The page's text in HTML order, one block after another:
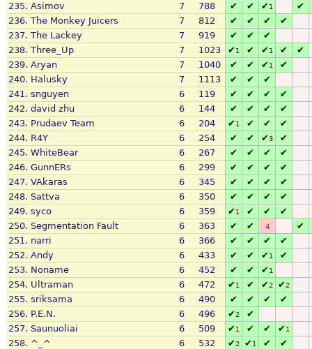
235. Asimov 7 788 ✔ ✔ ✔1
✔
236. The Monkey Juicers 7 812 ✔ ✔ ✔
✔
237. The Lackey 7 919 ✔ ✔
✔
238. Three_Up 7 1023 ✔1 ✔ ✔1 ✔
✔
239. Aryan 7 1040 ✔ ✔ ✔1
✔
240. Halusky 7 1113 ✔ ✔
✔
241. snguyen 6 119 ✔ ✔ ✔
✔
242. david zhu 6 144 ✔ ✔ ✔
✔
243. Prudaev Team 6 204 ✔1 ✔ ✔
✔
244. R4Y 6 254 ✔ ✔ ✔3
✔
245. WhiteBear 6 267 ✔ ✔ ✔
✔
246. GunnERs 6 299 ✔ ✔ ✔
✔
247. VAkaras 6 345 ✔ ✔ ✔
✔
248. Sattva 6 350 ✔ ✔ ✔
✔
249. syco 6 359 ✔1 ✔ ✔
✔
250. Segmentation Fault 6 363 ✔ ✔ 4
✔
251. narri 6 366 ✔ ✔ ✔
✔
252. Andy 6 433 ✔ ✔ ✔1
✔
253. Noname 6 452 ✔ ✔ ✔1
254. Ultraman 6 472 ✔1 ✔ ✔2 ✔2
255. sriksama 6 490 ✔ ✔ ✔
✔
256. P.E.N. 6 496 ✔2
✔
257. Saunuoliai 6 509 ✔1 ✔ ✔ ✔1
258. ^_^ 6 532 ✔2 ✔1 ✔
✔